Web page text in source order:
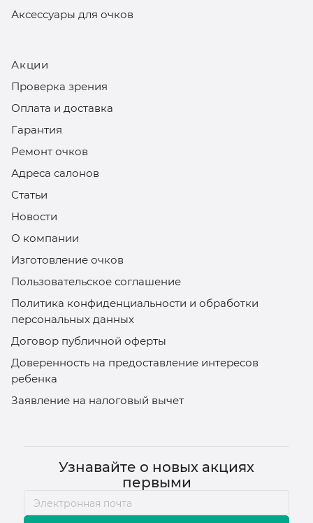
Аксессуары для очков
Акции
Проверка зрения
Оплата и доставка
Гарантия
Ремонт очков
Адреса салонов
Статьи
Новости
О компании
Изготовление очков
Пользовательское соглашение
Политика конфиденциальности и обработки
персональных данных
Договор публичной оферты
Доверенность на предоставление интересов
ребенка
Заявление на налоговый вычет
Узнавайте о новых акциях
первыми